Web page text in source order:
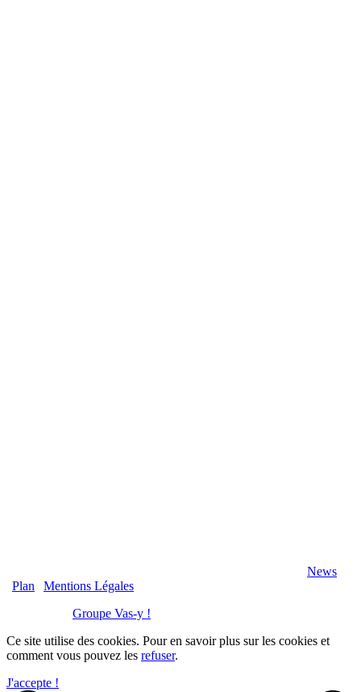
News
Plan
Mentions Légales
Groupe Vas-y !
Ce site utilise des cookies. Pour en savoir plus sur les cookies et
comment vous pouvez les refuser.
J'accepte !